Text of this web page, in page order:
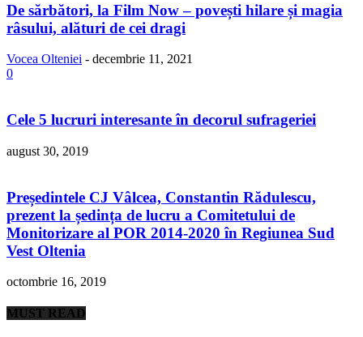
De sărbători, la Film Now – povești hilare și magia
râsului, alături de cei dragi
Vocea Olteniei - decembrie 11, 2021
0
Cele 5 lucruri interesante în decorul sufrageriei
august 30, 2019
Președintele CJ Vâlcea, Constantin Rădulescu,
prezent la ședința de lucru a Comitetului de
Monitorizare al POR 2014-2020 în Regiunea Sud
Vest Oltenia
octombrie 16, 2019
MUST READ